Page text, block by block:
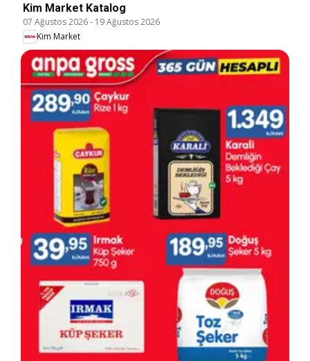
Kim Market Katalog
07 Ağustos 2026- 19 Ağustos 2026
Kim Market